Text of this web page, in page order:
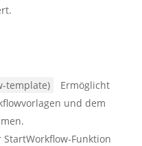
template)
Ermöglicht
und dem
Funktion